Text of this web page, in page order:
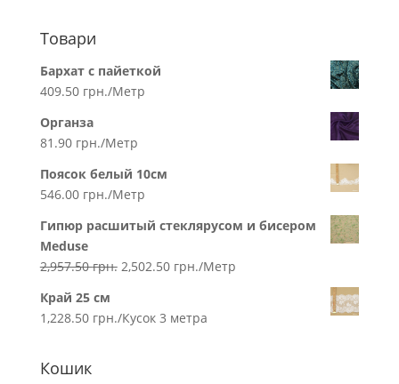
Товари
Бархат с пайеткой
409.50 грн./Метр
Органза
81.90 грн./Метр
Поясок белый 10см
546.00 грн./Метр
Гипюр расшитый стеклярусом и бисером
Meduse
2,957.50грн. 2,502.50 грн./Метр
Край 25 см
1,228.50 грн./Кусок 3 метра
Кошик